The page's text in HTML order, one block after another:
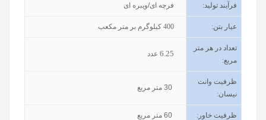
فرآیند تولید: فرچه ای/ویبره ای
عیار بتن:
400 کیلوگرم بر متر مکعب
تعداد در هر متر
مربع:
6.25 عدد
ظرفیت وانت
نیسان:
30 متر مربع
ظرفیت خاور :
60 متر مربع